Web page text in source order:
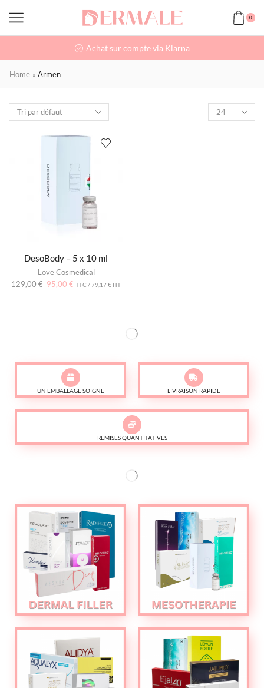
0
Achat sur compte via Klarna
Home » Armen
DesoBody – 5 x 10 ml
Love Cosmedical
129,00€ 95,00 € TTC /79,17€ HT
UN EMBALLAGE SOIGNÉ LIVRAISON RAPIDE
REMISES QUANTITATIVES